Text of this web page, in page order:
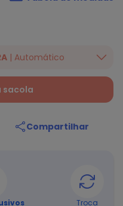
| Automático
Valido até 16/07/2026.
compra.
sacola
Compartilhar
Troca